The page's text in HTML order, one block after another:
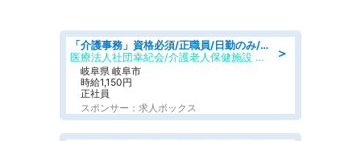
＞
「介護事務」資格必須/正職員/日勤のみ/介護老人保健施設
医療法人社団幸紀会/介護老人保健施設 グリーンビラ安江
岐阜県 岐阜市
時給1,150円
正社員
スポンサー：求人ボックス